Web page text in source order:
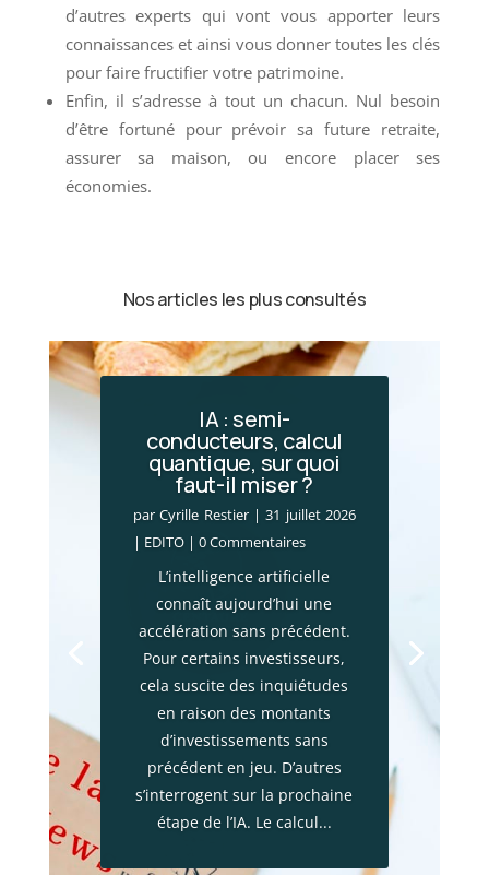
d’autres experts qui vont vous apporter leurs
connaissances et ainsi vous donner toutes les clés
pour faire fructifier votre patrimoine.
Enfin, il s’adresse à tout un chacun. Nul besoin
d’être fortuné pour prévoir sa future retraite,
assurer sa maison, ou encore placer ses
économies.
Nos articles les plus consultés
IA : semi-
conducteurs, calcul
quantique, sur quoi
faut-il miser ?
parCyrille Restier|31 juillet 2026
| EDITO| 0 Commentaires
L’intelligence artificielle
connaît aujourd’hui une
accélération sans précédent.
Pour certains investisseurs,
cela suscite des inquiétudes
en raison des montants
d’investissements sans
précédent en jeu. D’autres
s’interrogent sur la prochaine
étape de l’IA. Le calcul...